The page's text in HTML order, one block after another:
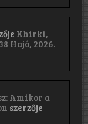
Khirki,
Hajó, 2026.
Amikor a
szerzője